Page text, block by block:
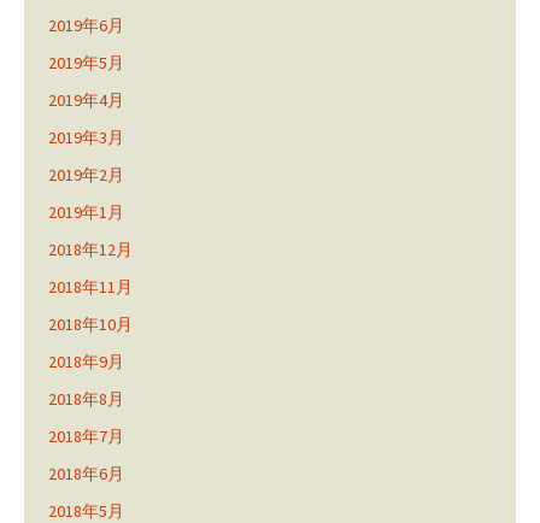
2019年6月
2019年5月
2019年4月
2019年3月
2019年2月
2019年1月
2018年12月
2018年11月
2018年10月
2018年9月
2018年8月
2018年7月
2018年6月
2018年5月